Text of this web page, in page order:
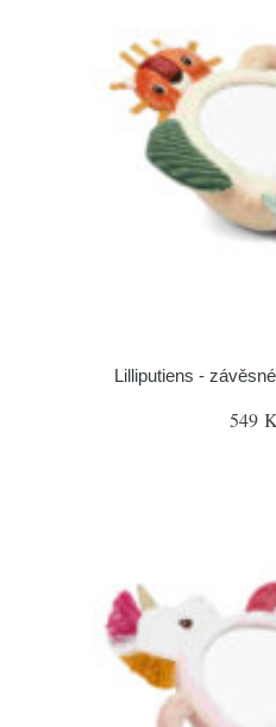
Lilliputiens -
549